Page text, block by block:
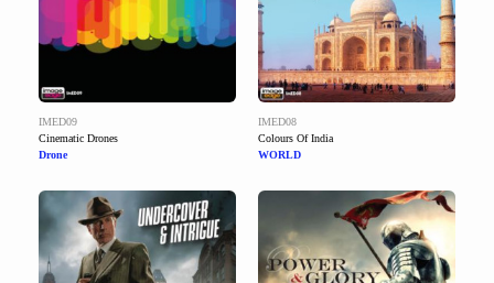
IMED09
Cinematic Drones
Drone
IMED08
Colours Of India
WORLD